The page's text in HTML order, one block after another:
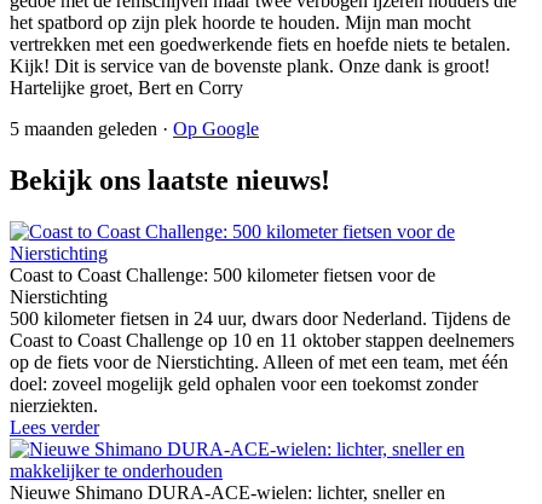
het spatbord op zijn plek hoorde te houden. Mijn man mocht
vertrekken met een goedwerkende fiets en hoefde niets te betalen.
Kijk! Dit is service van de bovenste plank. Onze dank is groot!
Hartelijke groet, Bert en Corry
5 maanden geleden · Op Google
Bekijk ons laatste nieuws!
Coast to Coast Challenge: 500 kilometer fietsen voor de
Nierstichting
500 kilometer fietsen in 24 uur, dwars door Nederland. Tijdens de
Coast to Coast Challenge op 10 en 11 oktober stappen deelnemers
op de fiets voor de Nierstichting. Alleen of met een team, met één
doel: zoveel mogelijk geld ophalen voor een toekomst zonder
nierziekten.
Lees verder
Nieuwe Shimano DURA-ACE-wielen: lichter, sneller en